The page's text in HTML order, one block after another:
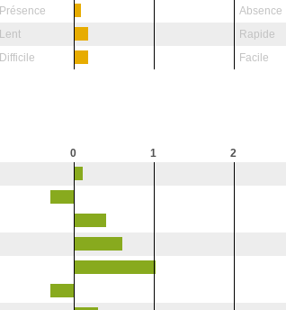
Présence Absence
Lent Rapide
Difficile Facile
0 1 2